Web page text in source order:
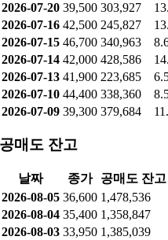
2026-07-20 39,500 303,927
2026-07-16 42,500 245,827
2026-07-15 46,700 340,963
2026-07-14 42,000 428,586
2026-07-13 41,900 223,685
2026-07-10 44,400 338,360
2026-07-09 39,300 379,684
공매도 잔고
날짜 종가 공매도 잔고
2026-08-05 36,600 1,478,536
2026-08-04 35,400 1,358,847
2026-08-03 33,950 1,385,039